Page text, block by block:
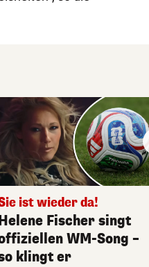
ist wieder da!
Fischer singt
WM-Song –
klingt er